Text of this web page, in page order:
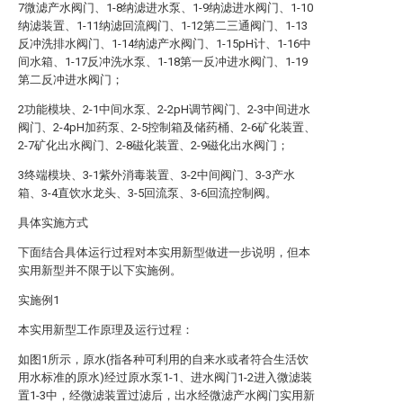
7微滤产水阀门、1-8纳滤进水泵、1-9纳滤进水阀门、1-10
纳滤装置、1-11纳滤回流阀门、1-12第二三通阀门、1-13
反冲洗排水阀门、1-14纳滤产水阀门、1-15pH计、1-16中
间水箱、1-17反冲洗水泵、1-18第一反冲进水阀门、1-19
第二反冲进水阀门；
2功能模块、2-1中间水泵、2-2pH调节阀门、2-3中间进水
阀门、2-4pH加药泵、2-5控制箱及储药桶、2-6矿化装置、
2-7矿化出水阀门、2-8磁化装置、2-9磁化出水阀门；
3终端模块、3-1紫外消毒装置、3-2中间阀门、3-3产水
箱、3-4直饮水龙头、3-5回流泵、3-6回流控制阀。
具体实施方式
下面结合具体运行过程对本实用新型做进一步说明，但本
实用新型并不限于以下实施例。
实施例1
本实用新型工作原理及运行过程：
如图1所示，原水(指各种可利用的自来水或者符合生活饮
用水标准的原水)经过原水泵1-1、进水阀门1-2进入微滤装
置1-3中，经微滤装置过滤后，出水经微滤产水阀门实用新